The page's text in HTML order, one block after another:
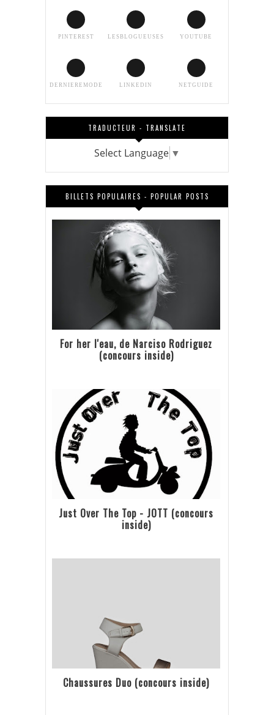
PINTEREST LESBLOGUEUSES YOUTUBE
DERNIEREMODE LINKEDIN NETGUIDE
TRADUCTEUR - TRANSLATE
Select Language ▼
BILLETS POPULAIRES - POPULAR POSTS
For her l'eau, de Narciso Rodriguez
(concours inside)
Just Over The Top - JOTT (concours
inside)
Chaussures Duo (concours inside)